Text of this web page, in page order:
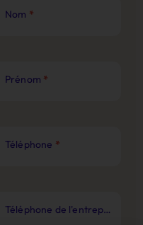
Nom *
Prénom *
Téléphone *
Téléphone de l'entreprise